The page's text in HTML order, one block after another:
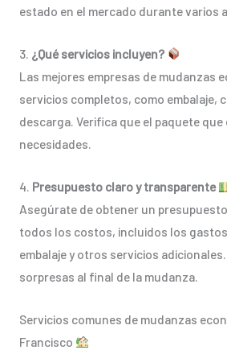
estado en el mercado durante varios
3. ¿Qué servicios incluyen?
Las mejores empresas de mudanzas
servicios completos, como embalaje,
descarga. Verifica que el paquete
necesidades.
4. Presupuesto claro y transparente
Asegúrate de obtener un
todos los costos, incluidos los
embalaje y otros servicios
sorpresas al final de la mudanza.
Servicios comunes de mudanzas
Francisco